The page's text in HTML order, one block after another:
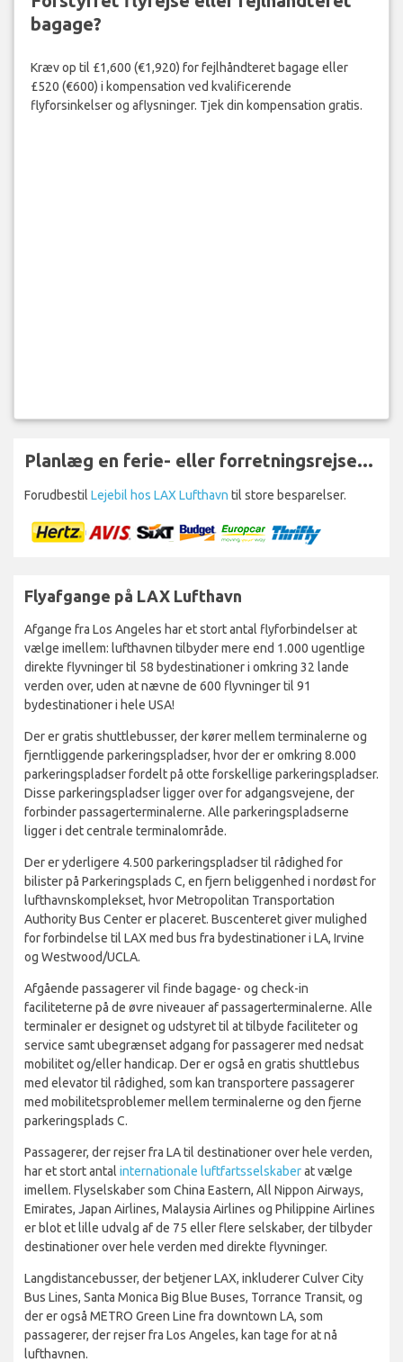
bagage?
Kræv op til £1,600 (€1,920) for fejlhåndteret bagage eller
£520 (€600) i kompensation ved kvalificerende
flyforsinkelser og aflysninger. Tjek din kompensation gratis.
Planlæg en ferie- eller forretningsrejse...
Forudbestil Lejebil hos LAX Lufthavn til store besparelser.
Flyafgange på LAX Lufthavn
Afgange fra Los Angeles har et stort antal flyforbindelser at
vælge imellem: lufthavnen tilbyder mere end 1.000 ugentlige
direkte flyvninger til 58 bydestinationer i omkring 32 lande
verden over, uden at nævne de 600 flyvninger til 91
bydestinationer i hele USA!
Der er gratis shuttlebusser, der kører mellem terminalerne og
fjerntliggende parkeringspladser, hvor der er omkring 8.000
parkeringspladser fordelt på otte forskellige parkeringspladser.
Disse parkeringspladser ligger over for adgangsvejene, der
forbinder passagerterminalerne. Alle parkeringspladserne
ligger i det centrale terminalområde.
Der er yderligere 4.500 parkeringspladser til rådighed for
bilister på Parkeringsplads C, en fjern beliggenhed i nordøst for
lufthavnskomplekset, hvor Metropolitan Transportation
Authority Bus Center er placeret. Buscenteret giver mulighed
for forbindelse til LAX med bus fra bydestinationer i LA, Irvine
og Westwood/UCLA.
Afgående passagerer vil finde bagage- og check-in
faciliteterne på de øvre niveauer af passagerterminalerne. Alle
terminaler er designet og udstyret til at tilbyde faciliteter og
service samt ubegrænset adgang for passagerer med nedsat
mobilitet og/eller handicap. Der er også en gratis shuttlebus
med elevator til rådighed, som kan transportere passagerer
med mobilitetsproblemer mellem terminalerne og den fjerne
parkeringsplads C.
Passagerer, der rejser fra LA til destinationer over hele verden,
har et stort antal internationale luftfartsselskaberat vælge
imellem. Flyselskaber som China Eastern, All Nippon Airways,
Emirates, Japan Airlines, Malaysia Airlines og Philippine Airlines
er blot et lille udvalg af de 75 eller flere selskaber, der tilbyder
destinationer over hele verden med direkte flyvninger.
Langdistancebusser, der betjener LAX, inkluderer Culver City
Bus Lines, Santa Monica Big Blue Buses, Torrance Transit, og
der er også METRO Green Line fra downtown LA, som
passagerer, der rejser fra Los Angeles, kan tage for at nå
lufthavnen.